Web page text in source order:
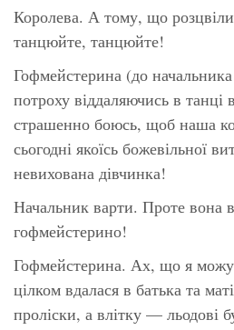
Королева. А тому, що
танцюйте, танцюйте!
Гофмейстерина (до начальника
потроху віддаляючись в танці
страшенно боюсь, щоб наша
сьогодні якоїсь божевільної
невихована дівчинка!
Начальник варти. Проте вона
гофмейстерино!
Гофмейстерина. Ах, що я
цілком вдалася в батька та
проліски, а влітку — льодові